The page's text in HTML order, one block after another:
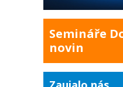
Semináře
novin